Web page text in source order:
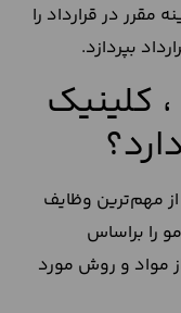
در قرارداد را
بپردازد.
کلینیک
مهم‌ترین وظایف
را براساس
مواد و روش‌ مورد